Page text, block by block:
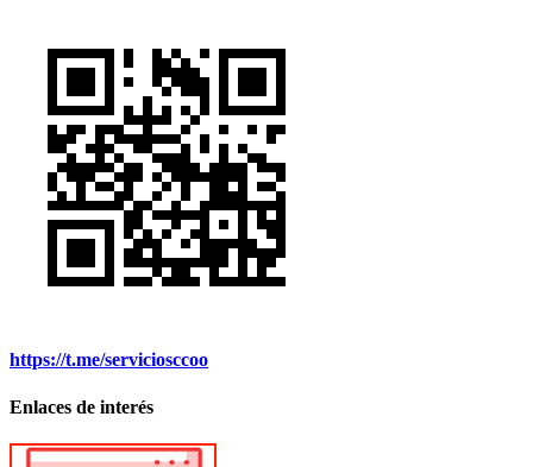
https://t.me/serviciosccoo
Enlaces de interés